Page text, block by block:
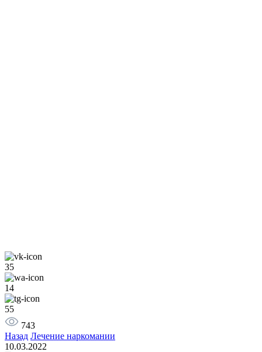
35
14
55
743
Назад Лечение наркомании
10.03.2022